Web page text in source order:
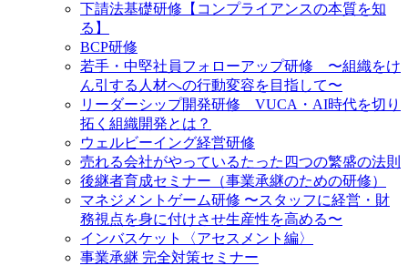
下請法基礎研修【コンプライアンスの本質を知
る】
BCP研修
若手・中堅社員フォローアップ研修 〜組織をけ
ん引する人材への行動変容を目指して〜
リーダーシップ開発研修 VUCA・AI時代を切り
拓く組織開発とは？
ウェルビーイング経営研修
売れる会社がやっているたった四つの繁盛の法則
後継者育成セミナー（事業承継のための研修）
マネジメントゲーム研修 〜スタッフに経営・財
務視点を身に付けさせ生産性を高める〜
インバスケット〈アセスメント編〉
事業承継 完全対策セミナー